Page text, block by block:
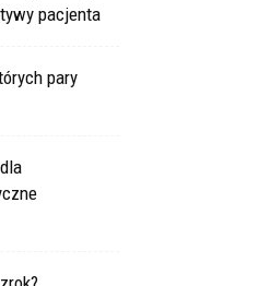
pacjenta
pary